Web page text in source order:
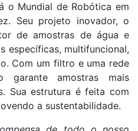
o Mundial de Robótica em
Seu projeto inovador, o
de amostras de água e
específicas, multifuncional,
Com um filtro e uma rede
garante amostras mais
Sua estrutura é feita com
a sustentabilidade.